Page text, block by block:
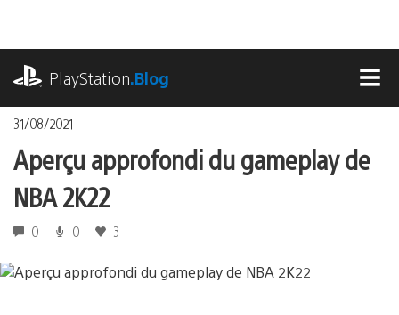
contenu
PlayStation.Blog
31/08/2021
Aperçu approfondi du gameplay de
NBA 2K22
0 0 3